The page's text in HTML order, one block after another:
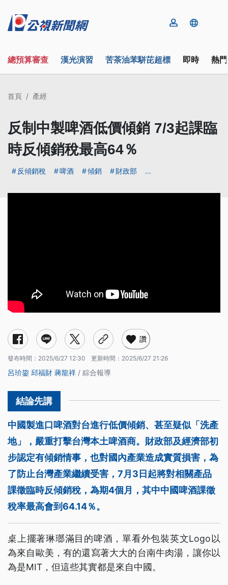
總預算審查 漢光演習 苦茶油苯駢芘超標 即時 熱
首頁 產經
反制中製啤酒低價傾銷 7/3起課臨
時反傾銷稅最高64％
反傾銷稅 啤酒 傾銷 財政部 ...
讚
發布時間： 2025/6/27 12:30 更新時間： 2025/6/27 21:26
呂玠鋆 邱福財 蔣龍祥 / 綜合報導
中國製進口啤酒對台進行低價傾銷、甚至疑似「洗產
地」，嚴重打擊台灣本土啤酒商。財政部及經濟部初
步認定有傾銷情事，也對國內產業造成實質損害，為
了防止台灣產業繼續受害，7月3日起將對相關產品
課徵臨時反傾銷稅，為期4個月，其中中國啤酒課徵
稅率最高會到64.14％。
桌上擺著琳瑯滿目的啤酒，單看外包裝英文Logo以
為來自歐美，有的還寫著大大的台南牛肉湯，讓你以
為是MIT，但這些其實都是來自中國。